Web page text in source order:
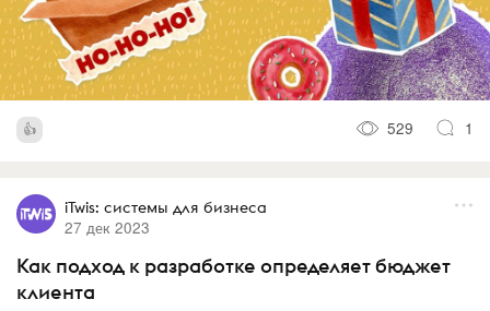
529 1
iTwis: системы для бизнеса
27 дек 2023
Как подход к разработке определяет бюджет
клиента